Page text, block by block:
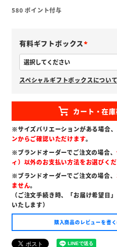
580 ポイント付与
有料ギフトボックス
必
須
)
スペシャルギフトボックスについ
※サイズバリエーションがある場合、
ンからご確認いただけます。
※ブランドオーダーでご注文の場合、
ィ）以外のお支払い方法をお選びく
※ブランドオーダーでご注文の場合、
ません。
（ご注文手続き時、「お届け希望日
いたします）
購入商品のレビューを書